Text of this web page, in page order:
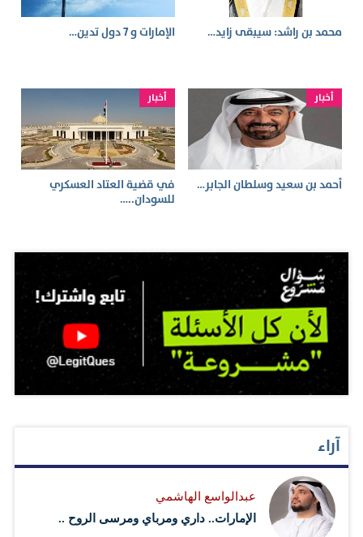
محمد بن راشد: سيبقى زايد… الإمارات و 7 دول تدين…
أخبار
أحمد بن سعيد وسلطان الجابر…
أخبار
في قضية العتاد العسكري
للسودان..…
آراء
عبدالواسع الهاشمي
الإمارات.. داري ومرباي ومرسى الروح ..